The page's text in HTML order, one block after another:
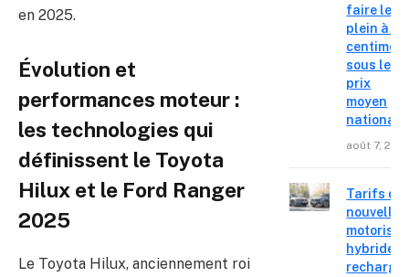
en 2025.
Évolution et
performances moteur :
les technologies qui
définissent le Toyota
Hilux et le Ford Ranger
2025
Le Toyota Hilux, anciennement roi
faire le
plein à 19
centimes
sous le
prix
moyen
national
août 7,
Tarifs
nouvelles
hybrides